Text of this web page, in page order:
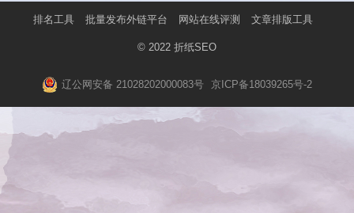
排名工具 批量发布外链平台 网站在线评测 文章排版工具
© 2022 折纸SEO
辽公网安备 21028202000083号 京ICP备18039265号-2